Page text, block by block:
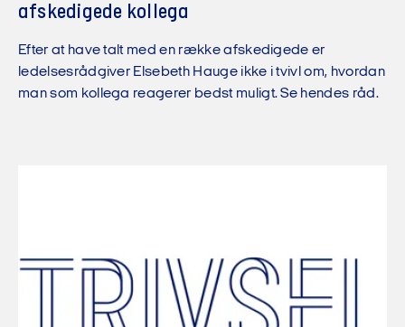
afskedigede kollega
Efter at have talt med en række afskedigede er
ledelsesrådgiver Elsebeth Hauge ikke i tvivl om, hvordan
man som kollega reagerer bedst muligt. Se hendes råd.